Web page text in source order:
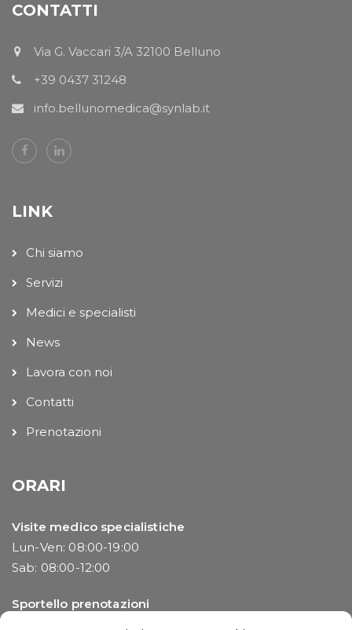
CONTATTI
Via G. Vaccari 3/A 32100 Belluno
+39 0437 31248
info.bellunomedica@synlab.it
LINK
Chi siamo
Servizi
Medici e specialisti
News
Lavora con noi
Contatti
Prenotazioni
ORARI
Visite medico specialistiche
Lun-Ven: 08:00-19:00
Sab: 08:00-12:00
Sportello prenotazioni